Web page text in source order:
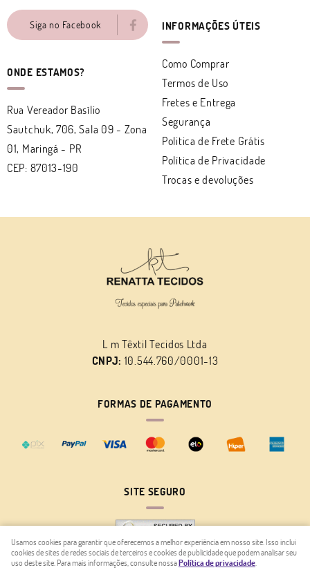
Siga no Facebook
ONDE ESTAMOS?
Rua Vereador Basílio
Sautchuk, 706, Sala 09 - Zona
01, Maringá - PR
CEP: 87013-190
INFORMAÇÕES ÚTEIS
Como Comprar
Termos de Uso
Fretes e Entrega
Segurança
Politica de Frete Grátis
Política de Privacidade
Trocas e devoluções
L m Têxtil Tecidos Ltda
CNPJ: 10.544.760/0001-13
FORMAS DE PAGAMENTO
SITE SEGURO
Usamos cookies para garantir que oferecemos a melhor experiência em nosso site. Isso inclui
cookies de sites de redes sociais de terceiros e cookies de publicidade que podem analisar seu
uso deste site. Para mais informações, consulte nossaPolítica de privacidade.